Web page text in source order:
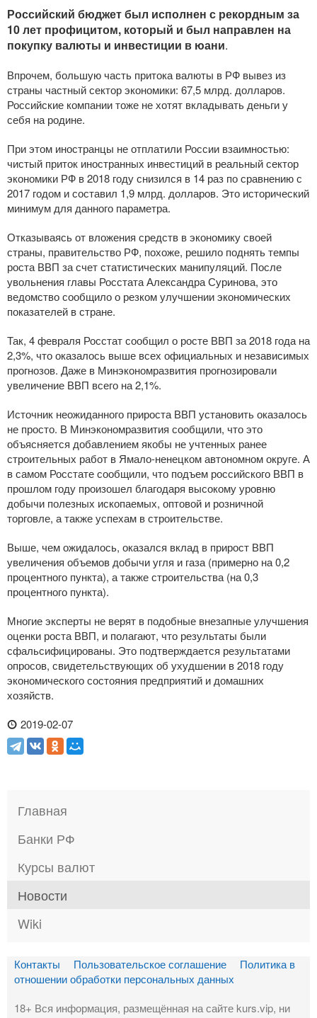
Российский бюджет был исполнен с рекордным за
10 лет профицитом, который и был направлен на
покупку валюты и инвестиции в юани.
Впрочем, большую часть притока валюты в РФ вывез из
страны частный сектор экономики: 67,5 млрд. долларов.
Российские компании тоже не хотят вкладывать деньги у
себя на родине.
При этом иностранцы не отплатили России взаимностью:
чистый приток иностранных инвестиций в реальный сектор
экономики РФ в 2018 году снизился в 14 раз по сравнению с
2017 годом и составил 1,9 млрд. долларов. Это исторический
минимум для данного параметра.
Отказываясь от вложения средств в экономику своей
страны, правительство РФ, похоже, решило поднять темпы
роста ВВП за счет статистических манипуляций. После
увольнения главы Росстата Александра Суринова, это
ведомство сообщило о резком улучшении экономических
показателей в стране.
Так, 4 февраля Росстат сообщил о росте ВВП за 2018 года на
2,3%, что оказалось выше всех официальных и независимых
прогнозов. Даже в Минэкономразвития прогнозировали
увеличение ВВП всего на 2,1%.
Источник неожиданного прироста ВВП установить оказалось
не просто. В Минэкономразвития сообщили, что это
объясняется добавлением якобы не учтенных ранее
строительных работ в Ямало-ненецкомавтономном округе. А
в самом Росстате сообщили, что подъем российского ВВП в
прошлом году произошел благодаря высокому уровню
добычи полезных ископаемых, оптовой и розничной
торговле, а также успехам в строительстве.
Выше, чем ожидалось, оказался вклад в прирост ВВП
увеличения объемов добычи угля и газа (примерно на 0,2
процентного пункта), а также строительства (на 0,3
процентного пункта).
Многие эксперты не верят в подобные внезапные улучшения
оценки роста ВВП, и полагают, что результаты были
сфальсифицированы. Это подтверждается результатами
опросов, свидетельствующих об ухудшении в 2018 году
экономического состояния предприятий и домашних
хозяйств.
2019-02-07
Главная
Банки РФ
Курсы валют
Новости
Wiki
Контакты Пользовательское соглашение
Политика в
отношении обработки персональных данных
18+ Вся информация, размещённая на сайте kurs.vip, ни